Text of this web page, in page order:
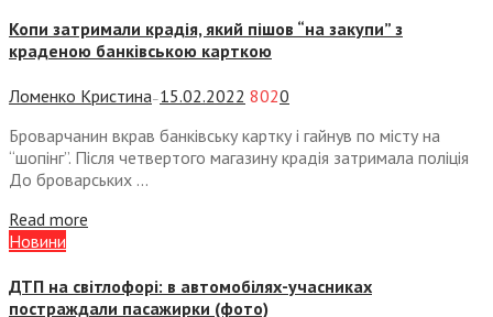
Копи затримали крадія, який пішов “на закупи” з
краденою банківською карткою
Ломенко Кристина— 15.02.2022 8020
Броварчанин вкрав банківську картку і гайнув по місту на
“шопінг”. Після четвертого магазину крадія затримала поліція
До броварських ...
Read more
Новини
ДТП на світлофорі: в автомобілях-учасниках
постраждали пасажирки (фото)